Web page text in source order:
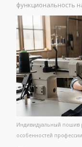
функциональность
Индивидуальный пошив
особенностей